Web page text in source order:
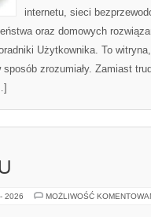
internetu, sieci
oraz domowych
Użytkownika. To
zrozumiały. Zamiast
2026 MOŻLIWOŚĆ